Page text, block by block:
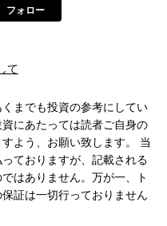
フォロー
て
までも投資の参考にしてい
にあたっては読者ご自身の
よう、お願い致します。 当
ておりますが、記載される
はありません。万が一、ト
証は一切行っておりません